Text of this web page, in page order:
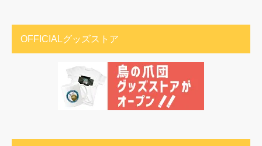
OFFICIALグッズストア